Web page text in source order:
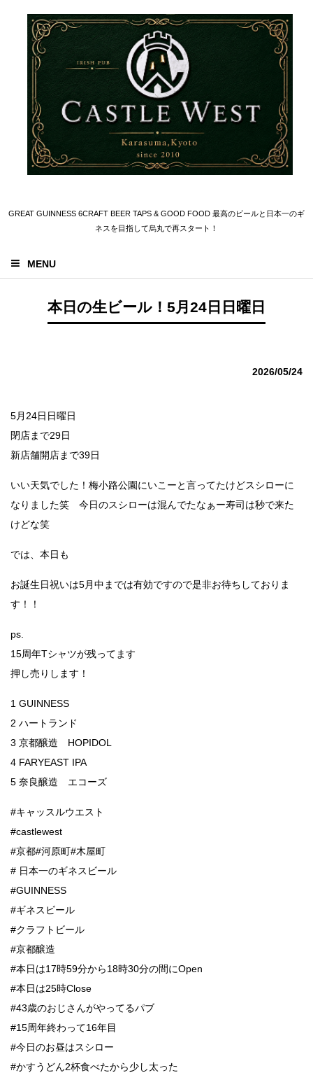
GREAT GUINNESS 6CRAFT BEER TAPS & GOOD FOOD 最高のビールと日本一のギ
ネスを目指して烏丸で再スタート！
MENU
本日の生ビール！5月24日日曜日
2026/05/24
5月24日日曜日
閉店まで29日
新店舗開店まで39日
いい天気でした！梅小路公園にいこーと言ってたけどスシローに
なりました笑 今日のスシローは混んでたなぁー寿司は秒で来た
けどな笑
では、本日も
お誕生日祝いは5月中までは有効ですので是非お待ちしておりま
す！！
ps.
15周年Tシャツが残ってます
押し売りします！
1 GUINNESS
2 ハートランド
3 京都醸造 HOPIDOL
4 FARYEAST IPA
5 奈良醸造 エコーズ
#キャッスルウエスト
#castlewest
#京都#河原町#木屋町
# 日本一のギネスビール
#GUINNESS
#ギネスビール
#クラフトビール
#京都醸造
#本日は17時59分から18時30分の間にOpen
#本日は25時Close
#43歳のおじさんがやってるパブ
#15周年終わって16年目
#今日のお昼はスシロー
#かすうどん2杯食べたから少し太った